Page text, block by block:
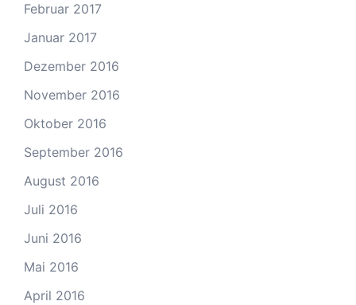
Februar 2017
Januar 2017
Dezember 2016
November 2016
Oktober 2016
September 2016
August 2016
Juli 2016
Juni 2016
Mai 2016
April 2016